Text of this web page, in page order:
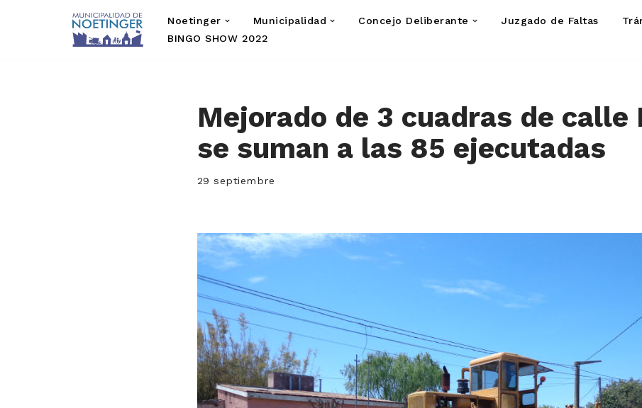
Noetinger Municipalidad Concejo Deliberante Juzgado de Faltas
BINGO SHOW 2022
Mejorado de 3 cuadras de calle
se suman a las 85 ejecutadas
29 septiembre